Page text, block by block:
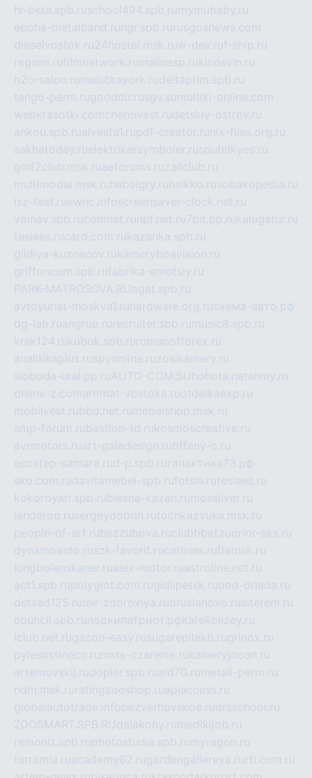
hl-beta.spb.ruschool494.spb.ru mymubaby.ru
epoha-metalband.ru ngr.spb.ru rusgosnews.com
dieselvostok.ru24hostel.msk.ruw-dev.ruf-ship.ru
regsmi.rufilmnetwork.ru malinasp.rukinosvin.ru
h2o-salon.ru malutkayork.rudeltaprim.spb.ru
tango-perm.rugooddir.rusgv.su multiki-online.com
webkrasotki.comcherinvest.rudetskiy-ostrov.ru
ankou.spb.rualvesta1.rupdf-creator.ru nix-files.org.ru
sakhatoday.ruelektrikersymboler.rusputnikyes.ru
golf2club.msk.ruaeforums.ruzallclub.ru
multimodal.msk.ru habaigry.ru haikko.rusobakopedia.ru
isz-fest.ruewnc.infoscreensaver-clock.net.ru
volnav.spb.rucomnat.ru npf.net.ru 7bit.pp.rukalugatur.ru
tesiaes.rucard.com.rukazanka.spb.ru
gildiya-kuznecov.rukameryboavision.ru
griffoncom.spb.rufabrika-emotsiy.ru
PARK-MATROSOVA.RUagat.spb.ru
avtoyurist-moskva1.ru hardware.org.ruсхема-авто.рф
dg-lab.ruangrup.ru recruiter.spb.ru music8.spb.ru
krsk124.rukubok.spb.ru romanofforex.ru
analitikaplus.ruspyonline.ruzosikamery.ru
sloboda-ural.pp.ruAUTO-COM.SU hohota.net alimy.ru
online-z.comaromat-vostoka.ruotdelkaexp.ru
mobilvest.rubbd.net.ru mebelshop.msk.ru
smp-forum.rubastion-td.rukosmoscreative.ru
avrmotors.ruart-galadesign.rutiffany-c.ru
ecostep-samara.rud-p.spb.ru галактика73.рф
sko.com.rudavitamebel-spb.rufotsis.rutesiaes.ru
kokoroyari.spb.rublesna-kazan.ru mossilver.ru
lenderoq.rusergeydobrin.rutochkazvuka.msk.ru
people-of-art.rubezzubova.ruclubtibet.ruorior-aks.ru
dynamoauto.ruszk-favorit.rucarlines.ruflatnsk.ru
kingbolenskaner.rualex-motor.ruastroline.net.ru
act1.spb.rupolyglot.com.rugidlipetsk.ruooo-driada.ru
detsad125.ru mir-zdoroviya.rubruslanovo.rusiterem.ru
council.spb.ruлодкипатриот.рфkafekolizey.ru
iclub.net.rugazon-easy.rusugarepilekb.rugrinox.ru
pylesostineco.ru msts-ozarenie.rukameryjooan.ru
artemovskij.rudopler.spb.ruaid70.ru metall-perm.ru
ndm.msk.ru ratingzooshop.ruapiaccess.ru
globalautotrade.info bezverhovskoe.rudrsschool.ru
ZOOSMART.SPB.RUdalakony.ru medikijob.ru
remontt.spb.ruphotostudia.spb.ru myragon.ru
terramia.ruacademy62.rugardengallereya.ru rti.com.ru